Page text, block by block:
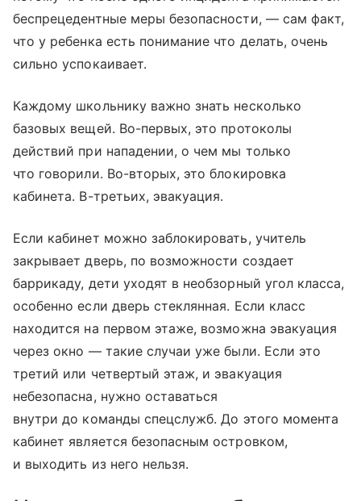
беспрецедентные меры безопасности, — сам факт,
что у ребенка есть понимание что делать, очень
сильно успокаивает.
Каждому школьнику важно знать несколько
базовых вещей. Во-первых, это протоколы
действий при нападении, о чем мы только
что говорили. Во-вторых, это блокировка
кабинета. В-третьих, эвакуация.
Если кабинет можно заблокировать, учитель
закрывает дверь, по возможности создает
баррикаду, дети уходят в необзорный угол класса,
особенно если дверь стеклянная. Если класс
находится на первом этаже, возможна эвакуация
через окно — такие случаи уже были. Если это
третий или четвертый этаж, и эвакуация
небезопасна, нужно оставаться
внутри до команды спецслужб. До этого момента
кабинет является безопасным островком,
и выходить из него нельзя.